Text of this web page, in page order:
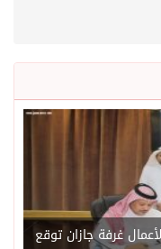
قطاع الأعمال غرفة جازان توقع